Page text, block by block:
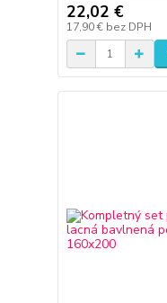
22,02 €
17,90 € bez DPH